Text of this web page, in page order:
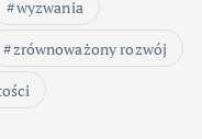
wyzwania
zrównoważony rozwój